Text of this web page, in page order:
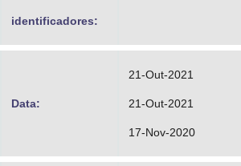
identificadores:
Data:
21-Out-2021
21-Out-2021
17-Nov-2020